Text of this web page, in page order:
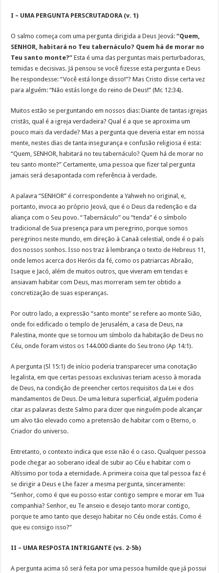
I – UMA PERGUNTA PERSCRUTADORA (v. 1)
O salmo começa com uma pergunta dirigida a Deus Jeová:“Quem,
SENHOR, habitará no Teu tabernáculo? Quem há de morar no
Teu santo monte?” Esta é uma das perguntas mais perturbadoras,
temidas e decisivas. Já pensou se você fizesse esta pergunta e Deus
lhe respondesse: “Você está longe disso!”? Mas Cristo disse certa vez
para alguém: “Não estás longe do reino de Deus!” (Mc 12:34).
Muitos estão se perguntando em nossos dias: Diante de tantas igrejas
cristãs, qual é a igreja verdadeira? Qual é a que se aproxima um
pouco mais da verdade? Mas a pergunta que deveria estar em nossa
mente, nestes dias de tanta insegurança e confusão religiosa é esta:
“Quem, SENHOR, habitará no teu tabernáculo? Quem há de morar no
teu santo monte?” Certamente, uma pessoa que fizer tal pergunta
jamais será desapontada com referência à verdade.
A palavra “SENHOR” é correspondente a Yahweh no original, e,
portanto, invoca ao próprio Jeová, que é o Deus da redenção e da
aliança com o Seu povo. “Tabernáculo” ou “tenda” é o símbolo
tradicional de Sua presença para um peregrino, porque somos
peregrinos neste mundo, em direção à Canaã celestial, onde é o país
dos nossos sonhos. Isso nos traz à lembrança o texto de Hebreus 11,
onde lemos acerca dos Heróis da fé, como os patriarcas Abraão,
Isaque e Jacó, além de muitos outros, que viveram em tendas e
ansiavam habitar com Deus, mas morreram sem ter obtido a
concretização de suas esperanças.
Por outro lado, a expressão “santo monte” se refere ao monte Sião,
onde foi edificado o templo de Jerusalém, a casa de Deus, na
Palestina, monte que se tornou um símbolo da habitação de Deus no
Céu, onde foram vistos os 144.000 diante do Seu trono (Ap 14:1).
A pergunta (Sl 15:1) de início poderia transparecer uma conotação
legalista, em que certas pessoas exclusivas teriam acesso à morada
de Deus, na condição de preencher certos requisitos da Lei e dos
mandamentos de Deus. De uma leitura superficial, alguém poderia
citar as palavras deste Salmo para dizer que ninguém pode alcançar
um alvo tão elevado como a pretensão de habitar com o Eterno, o
Criador do universo.
Entretanto, o contexto indica que esse não é o caso. Qualquer pessoa
pode chegar ao soberano ideal de subir ao Céu e habitar com o
Altíssimo por toda a eternidade. A primeira coisa que tal pessoa faz é
se dirigir a Deus e Lhe fazer a mesma pergunta, sinceramente:
“Senhor, como é que eu posso estar contigo sempre e morar em Tua
companhia? Senhor, eu Te anseio e desejo tanto morar contigo,
porque te amo tanto que desejo habitar no Céu onde estás. Como é
que eu consigo isso?”
II – UMA RESPOSTA INTRIGANTE (vs. 2-5b)
A pergunta acima só será feita por uma pessoa humilde que já possui